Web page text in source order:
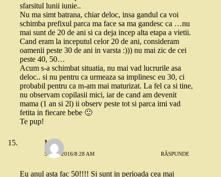
sfarsitul lunii iunie..
Nu ma simt batrana, chiar deloc, insa gandul ca voi
schimba prefixul parca ma face sa ma gandesc ca …nu
mai sunt de 20 de ani si ca deja incep alta etapa a vietii.
Cand eram la inceputul celor 20 de ani, consideram
oamenii peste 30 de ani in varsta :))) nu mai zic de cei
peste 40, 50…
Acum s-a schimbat situatia, nu mai vad lucrurile asa
deloc.. si nu pentru ca urmeaza sa implinesc eu 30, ci
probabil pentru ca m-am mai maturizat. La fel ca si tine,
nu observam copilasii mici, iar de cand am devenit
mama (1 an si 2l) ii observ peste tot si parca imi vad
fetita in fiecare bebe 🙂
Te pup!
Mia
5 MAI 2016/8:28 AM RĂSPUNDE
Eu anul asta fac 50!!!! Si sunt in perioada cea mai